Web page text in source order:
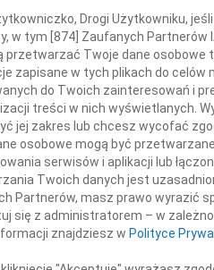
Piotr Czerkas
Szczecin
19.01.2012
19 stycznia 2012 roku
mija dziesiąta, bolesna rocznica
Drogi Użytkowniku,
w tym [874] Zaufanych Partnerów
przetwarzać Twoje dane osobowe
zapisane w tych plikach do
do Twoich zainteresowań i
treści w nich wyświetlanych.
jej zakres lub chcesz wycofać
osobowe mogą być
serwisów i aplikacji lub
Twoich danych jest
Partnerów, masz prawo wyrazić
się z administratorem – w
znajdziesz w Polityce